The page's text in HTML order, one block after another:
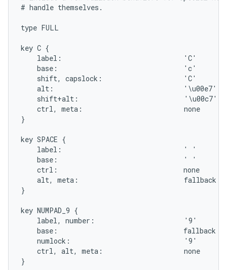
# handle themselves.
type FULL
key C {
    label:                              'C'
    base:                               'c'
    shift, capslock:                    'C'
    alt:                                '\u00e7'
    shift+alt:                          '\u00c7'
    ctrl, meta:                         none
}
key SPACE {
    label:                              ' '
    base:                               ' '
    ctrl:                               none
alt, meta:                          fallback
}
key NUMPAD_9 {
    label, number:                      '9'
base:                               fallback
    numlock:                            '9'
    ctrl, alt, meta:                    none